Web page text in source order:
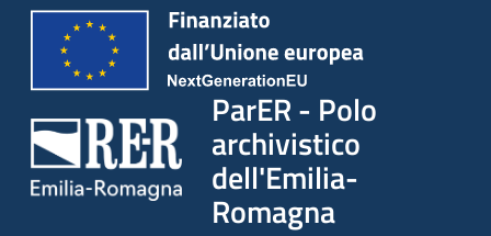
ParER - Polo
archivistico
dell'Emilia-
Romagna